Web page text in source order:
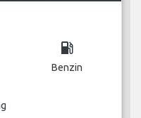
local_gas_station
Benzin